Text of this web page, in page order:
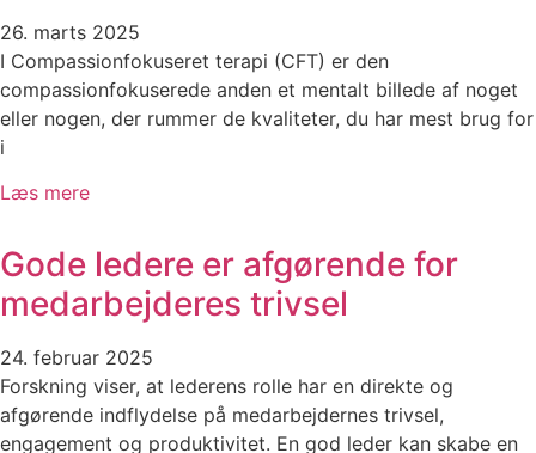
26. marts 2025
I Compassionfokuseret terapi (CFT) er den
compassionfokuserede anden et mentalt billede af noget
eller nogen, der rummer de kvaliteter, du har mest brug for
i
Læs mere
Gode ledere er afgørende for
medarbejderes trivsel
24. februar 2025
Forskning viser, at lederens rolle har en direkte og
afgørende indflydelse på medarbejdernes trivsel,
engagement og produktivitet. En god leder kan skabe en